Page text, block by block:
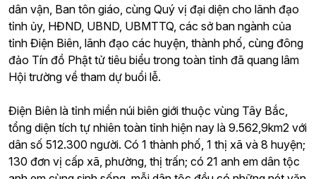
dân vận, Ban tôn giáo, cùng Quý vị đại diện cho lãnh đạo
tỉnh ủy, HĐND, UBND, UBMTTQ, các sở ban ngành của
tỉnh Điện Biên, lãnh đạo các huyện, thành phố, cùng đông
đảo Tín đồ Phật tử tiêu biểu trong toàn tỉnh đã quang lâm
Hội trường về tham dự buổi lễ.
Điện Biên là tỉnh miền núi biên giới thuộc vùng Tây Bắc,
tổng diện tích tự nhiên toàn tỉnh hiện nay là 9.562,9km2 với
dân số 512.300 người. Có 1 thành phố, 1 thị xã và 8 huyện;
130 đơn vị cấp xã, phường, thị trấn; có 21 anh em dân tộc